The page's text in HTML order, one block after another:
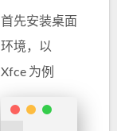
首先安装桌面
环境，以
Xfce 为例